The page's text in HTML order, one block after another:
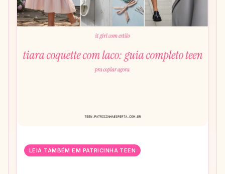
LEIA TAMBÉM EM PATRICINHA TEEN